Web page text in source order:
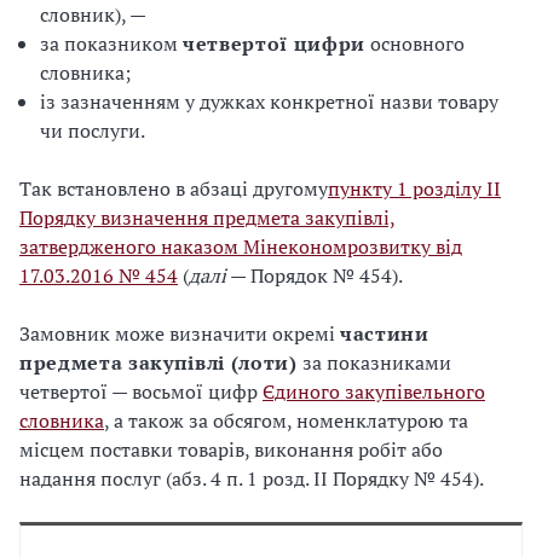
словник), —
за показником четвертої цифри основного
словника;
із зазначенням у дужках конкретної назви товару
чи послуги.
Так встановлено в абзаці другомупункту 1 розділу ІІ
Порядку визначення предмета закупівлі,
затвердженого наказом Мінекономрозвитку від
17.03.2016 № 454 (далі— Порядок № 454).
Замовник може визначити окремі частини
предмета закупівлі (лоти) за показниками
четвертої — восьмої цифрЄдиного закупівельного
словника, а також за обсягом, номенклатурою та
місцем поставки товарів, виконання робіт або
надання послуг (абз. 4 п. 1 розд. ІІ Порядку № 454).